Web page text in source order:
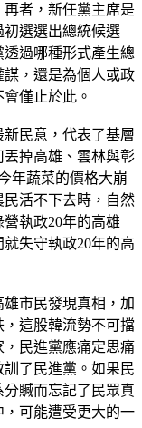
者，新任黨主席是
選選出總統候選
過哪種形式產生總
，還是為個人或政
僅止於此。
民意，代表了基層
丟掉高雄、雲林與彰
年蔬菜的價格大崩
活不下去時，自然
執政20年的高雄
失守執政20年的高
市民發現真相，加
，這股韓流勢不可擋
民進黨應痛定思痛
了民進黨。如果民
贓而忘記了民眾真
可能遭受更大的一